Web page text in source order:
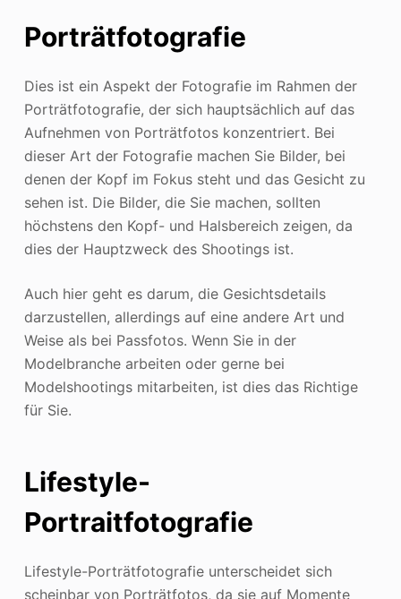
Porträtfotografie
Dies ist ein Aspekt der Fotografie im Rahmen der
Porträtfotografie, der sich hauptsächlich auf das
Aufnehmen von Porträtfotos konzentriert. Bei
dieser Art der Fotografie machen Sie Bilder, bei
denen der Kopf im Fokus steht und das Gesicht zu
sehen ist. Die Bilder, die Sie machen, sollten
höchstens den Kopf- und Halsbereich zeigen, da
dies der Hauptzweck des Shootings ist.
Auch hier geht es darum, die Gesichtsdetails
darzustellen, allerdings auf eine andere Art und
Weise als bei Passfotos. Wenn Sie in der
Modelbranche arbeiten oder gerne bei
Modelshootings mitarbeiten, ist dies das Richtige
für Sie.
Lifestyle-
Portraitfotografie
Lifestyle-Porträtfotografie unterscheidet sich
scheinbar von Porträtfotos, da sie auf Momente